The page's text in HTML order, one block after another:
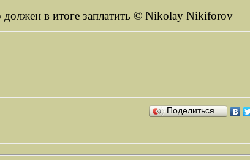
должен в итоге заплатить © Nikolay Nikiforov
Поделиться…